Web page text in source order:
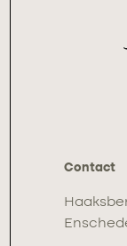
Contact